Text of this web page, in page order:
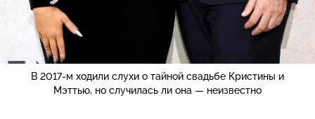
В 2017-м ходили слухи о тайной свадьбе Кристины и
Мэттью, но случилась ли она — неизвестно